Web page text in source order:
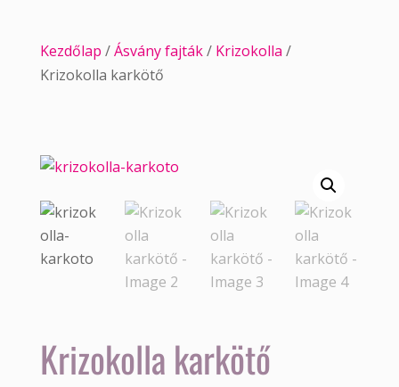
Kezdőlap /Ásvány fajták/ Krizokolla /
Krizokolla karkötő
Krizokolla karkötő